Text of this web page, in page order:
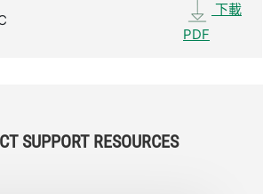
下載
PDF
SUPPORT RESOURCES